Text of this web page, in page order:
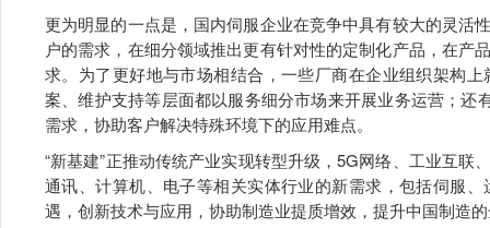
更为明显的一点是，国内伺服企业在竞争中具有较大的灵活
户的需求，在细分领域推出更有针对性的定制化产品，在
求。为了更好地与市场相结合，一些厂商在企业组织架构
案、维护支持等层面都以服务细分市场来开展业务运营；还
需求，协助客户解决特殊环境下的应用难点。
“新基建”正推动传统产业实现转型升级，5G网络、工业互
通讯、计算机、电子等相关实体行业的新需求，包括伺服
遇，创新技术与应用，协助制造业提质增效，提升中国制造